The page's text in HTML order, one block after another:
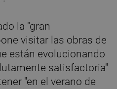
la "gran
visitar las obras de
están evolucionando
satisfactoria"
"en el verano de